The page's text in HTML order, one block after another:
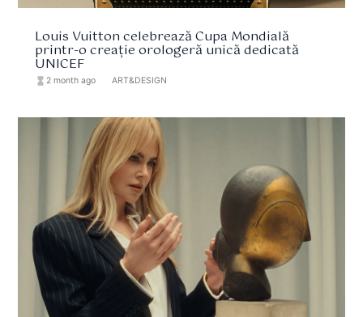
Louis Vuitton celebrează Cupa Mondială
printr-o creație orologeră unică dedicată
UNICEF
hourglass_full 2 month ago ART&DESIGN